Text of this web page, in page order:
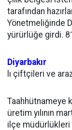
tarafından
Yönetmeliğinde
yürürlüğe girdi.
Diyarbakır
lı çiftçileri ve
Taahhütnameye
üretim yılının
ilçe müdürlükleri